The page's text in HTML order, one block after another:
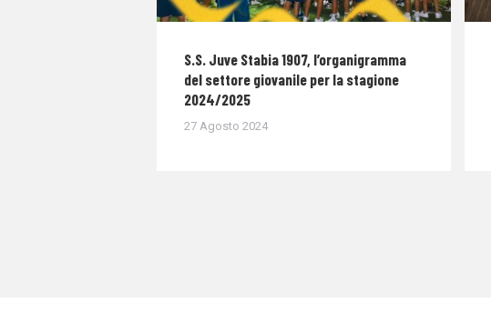
S.S. Juve Stabia 1907, l’organigramma
del settore giovanile per la stagione
2024/2025
27 Agosto 2024